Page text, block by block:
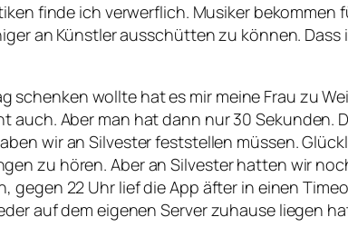
finde ich verwerflich. Musiker
an Künstler ausschütten zu können.
schenken wollte hat es mir meine Frau zu
Aber man hat dann nur 30 Sekunden.
wir an Silvester feststellen müssen.
zu hören. Aber an Silvester hatten wir
22 Uhr lief die App äfter in einen
auf dem eigenen Server zuhause liegen